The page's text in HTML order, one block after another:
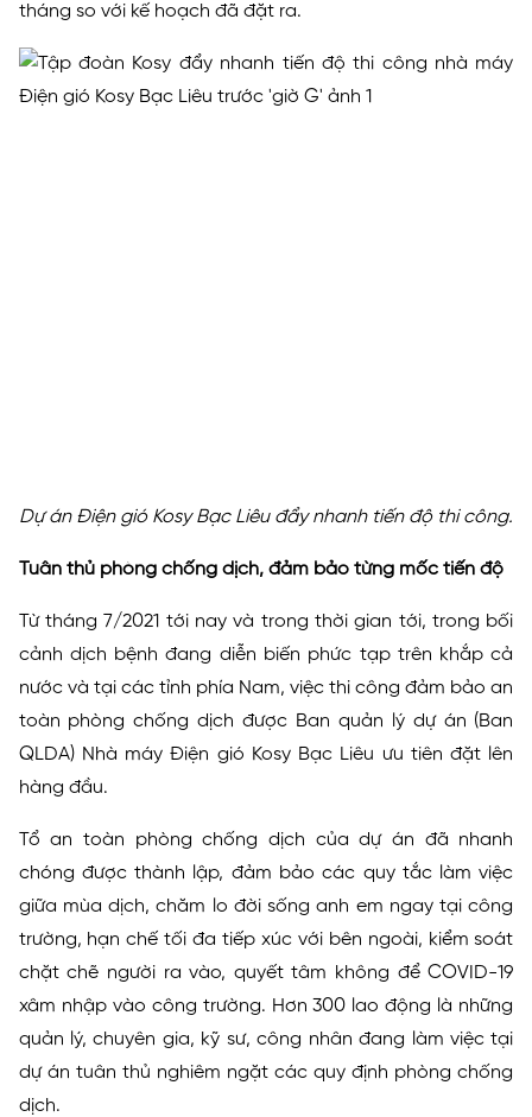
tháng so với kế hoạch đã đặt ra.
Dự án Điện gió Kosy Bạc Liêu đẩy nhanh tiến độ thi công.
Tuân thủ phòng chống dịch, đảm bảo từng mốc tiến độ
Từ tháng 7/2021 tới nay và trong thời gian tới, trong bối
cảnh dịch bệnh đang diễn biến phức tạp trên khắp cả
nước và tại các tỉnh phía Nam, việc thi công đảm bảo an
toàn phòng chống dịch được Ban quản lý dự án (Ban
QLDA) Nhà máy Điện gió Kosy Bạc Liêu ưu tiên đặt lên
hàng đầu.
Tổ an toàn phòng chống dịch của dự án đã nhanh
chóng được thành lập, đảm bảo các quy tắc làm việc
giữa mùa dịch, chăm lo đời sống anh em ngay tại công
trường, hạn chế tối đa tiếp xúc với bên ngoài, kiểm soát
chặt chẽ người ra vào, quyết tâm không để COVID-19
xâm nhập vào công trường. Hơn 300 lao động là những
quản lý, chuyên gia, kỹ sư, công nhân đang làm việc tại
dự án tuân thủ nghiêm ngặt các quy định phòng chống
dịch.